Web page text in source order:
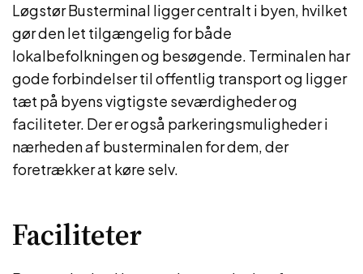
Løgstør Busterminal ligger centralt i byen, hvilket
gør den let tilgængelig for både
lokalbefolkningen og besøgende. Terminalen har
gode forbindelser til offentlig transport og ligger
tæt på byens vigtigste seværdigheder og
faciliteter. Der er også parkeringsmuligheder i
nærheden af busterminalen for dem, der
foretrækker at køre selv.
Faciliteter